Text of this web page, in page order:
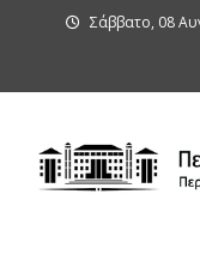
Σάββατο, 08